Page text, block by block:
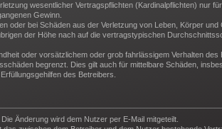
wesentlicher Vertragspflichten (Kardinalpflichten) nur
Gewinn.
oder bei Schäden aus der Verletzung von Leben, Körper
der Höhe nach auf die vertragstypischen
oder vorsätzlichem oder grob fahrlässigem Verhalten
begrenzt. Dies gilt auch für mittelbare Schäden,
des Betreibers.
Änderung wird dem Nutzer per E-Mail mitgeteilt.